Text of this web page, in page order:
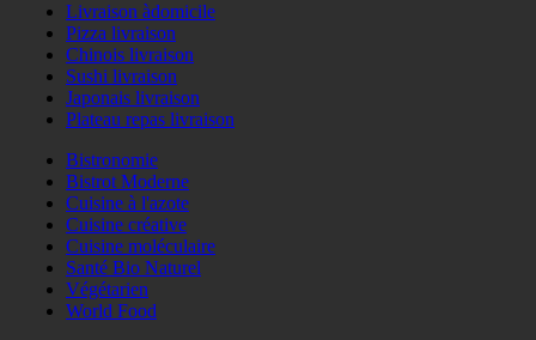
Livraison àdomicile
Pizza livraison
Chinois livraison
Sushi livraison
Japonais livraison
Plateau repas livraison
Bistronomie
Bistrot Moderne
Cuisine à l'azote
Cuisine créative
Cuisine moléculaire
Santé Bio Naturel
Végétarien
World Food